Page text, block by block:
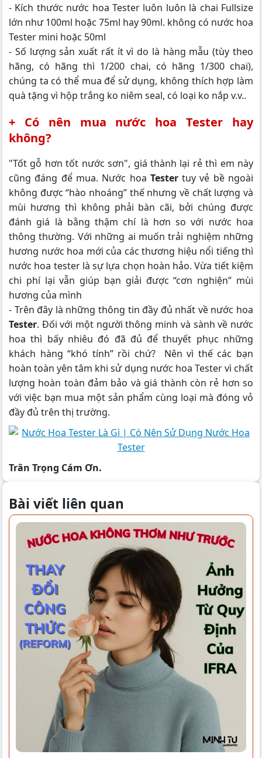
- Kích thước nước hoa Tester luôn luôn là chai Fullsize
lớn như 100ml hoặc 75ml hay 90ml. không có nước hoa
Tester mini hoặc 50ml
- Số lượng sản xuất rất ít vì do là hàng mẫu (tùy theo
hãng, có hãng thì 1/200 chai, có hãng 1/300 chai),
chúng ta có thể mua để sử dụng, không thích hợp làm
quà tặng vì hộp trắng ko niêm seal, có loại ko nắp v.v..
+ Có nên mua nước hoa Tester hay
không?
"Tốt gỗ hơn tốt nước sơn", giá thành lại rẻ thì em này
cũng đáng để mua. Nước hoa Testertuy vẻ bề ngoài
không được “hào nhoáng” thế nhưng về chất lượng và
mùi hương thì không phải bàn cãi, bởi chúng được
đánh giá là bằng thậm chí là hơn so với nước hoa
thông thường. Với những ai muốn trải nghiệm những
hương nước hoa mới của các thương hiệu nổi tiếng thì
nước hoa tester là sự lựa chọn hoàn hảo. Vừa tiết kiệm
chi phí lại vẫn giúp bạn giải được “cơn nghiện” mùi
hương của mình
- Trên đây là những thông tin đầy đủ nhất về nước hoa
Tester. Đối với một người thông minh và sành về nước
hoa thì bấy nhiêu đó đã đủ để thuyết phục những
khách hàng “khó tính” rồi chứ? Nên vì thế các bạn
hoàn toàn yên tâm khi sử dụng nước hoa Tester vì chất
lượng hoàn toàn đảm bảo và giá thành còn rẻ hơn so
với việc bạn mua một sản phẩm cùng loại mà đóng vỏ
đầy đủ trên thị trường.
Trân Trọng Cám Ơn.
Bài viết liên quan